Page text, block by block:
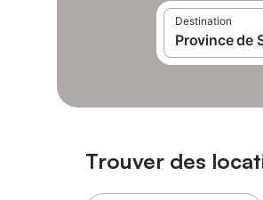
Destination
Trouver des